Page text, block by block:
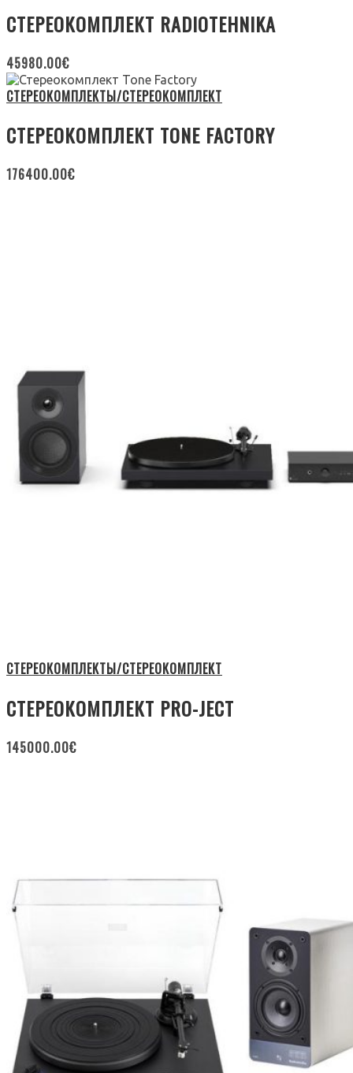
СТЕРЕОКОМПЛЕКТ RADIOTEHNIKA
45980.00€
СТЕРЕОКОМПЛЕКТЫ/СТЕРЕОКОМПЛЕКТ
СТЕРЕОКОМПЛЕКТ TONE FACTORY
176400.00€
СТЕРЕОКОМПЛЕКТЫ/СТЕРЕОКОМПЛЕКТ
СТЕРЕОКОМПЛЕКТ PRO-JECT
145000.00€